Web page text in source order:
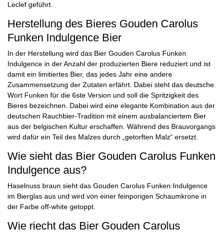
Leclef geführt.
Herstellung des Bieres Gouden Carolus
Funken Indulgence Bier
In der Herstellung wird das Bier Gouden Carolus Funken
Indulgence in der Anzahl der produzierten Biere reduziert und ist
damit ein limitiertes Bier, das jedes Jahr eine andere
Zusammensetzung der Zutaten erfährt. Dabei steht das deutsche
Wort Funken für die 6ste Version und soll die Spritzigkeit des
Bieres bezeichnen. Dabei wird eine elegante Kombination aus der
deutschen Rauchbier-Tradition mit einem ausbalanciertem Bier
aus der belgischen Kultur erschaffen. Während des Brauvorgangs
wird dafür ein Teil des Malzes durch „getorften Malz“ ersetzt.
Wie sieht das Bier Gouden Carolus Funken
Indulgence aus?
Haselnuss braun sieht das Gouden Carolus Funken Indulgence
im Bierglas aus und wird von einer feinporigen Schaumkrone in
der Farbe off-white getoppt.
Wie riecht das Bier Gouden Carolus